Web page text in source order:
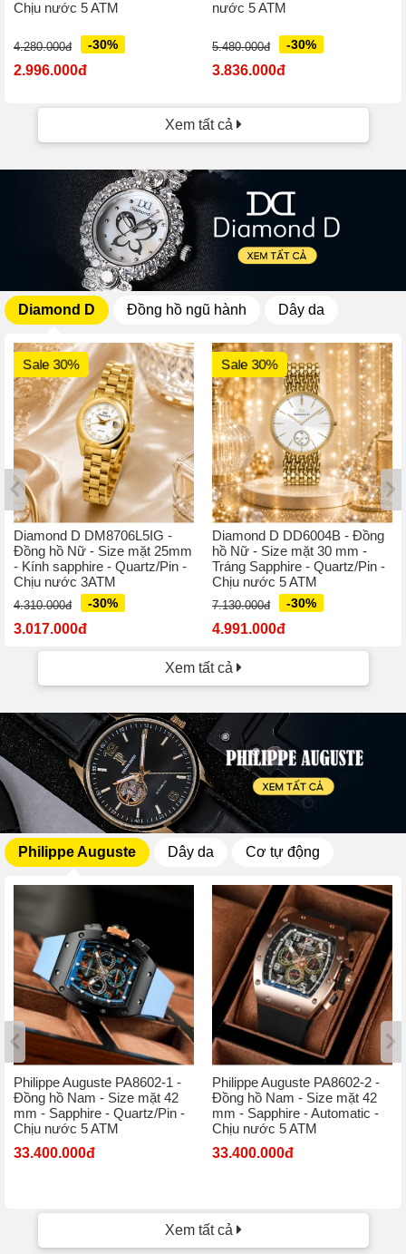
Chịu nước 5 ATM
4.280.000đ -30%
2.996.000đ
nước 5 ATM
5.480.000đ -30%
3.836.000đ
Xem tất cả
Diamond D Đồng hồ ngũ hành Dây da
Sale 30%
Diamond D DM8706L5IG -
Đồng hồ Nữ - Size mặt 25mm
- Kính sapphire - Quartz/Pin -
Chịu nước 3ATM
4.310.000đ -30%
3.017.000đ
Sale 30%
Diamond D DD6004B - Đồng
hồ Nữ - Size mặt 30 mm -
Tráng Sapphire - Quartz/Pin -
Chịu nước 5 ATM
7.130.000đ -30%
4.991.000đ
Xem tất cả
Philippe Auguste Dây da Cơ tự động
Philippe Auguste PA8602-1 -
Đồng hồ Nam - Size mặt 42
mm - Sapphire - Quartz/Pin -
Chịu nước 5 ATM
33.400.000đ
Philippe Auguste PA8602-2 -
Đồng hồ Nam - Size mặt 42
mm - Sapphire - Automatic -
Chịu nước 5 ATM
33.400.000đ
Xem tất cả